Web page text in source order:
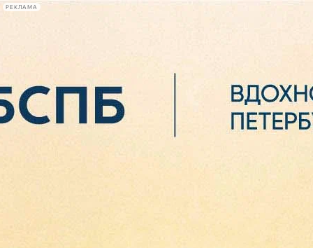
РЕКЛАМА
Сегодня:
2026.08.07